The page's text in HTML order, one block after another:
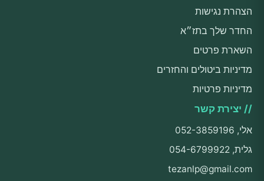
הצהרת נגישות
החדר שלך בתז״א
השארת פרטים
מדיניות ביטולים והחזרים
מדיניות פרטיות
// יצירת קשר
אלי, 052-3859196
גלית, 054-6799922
tezanlp@gmail.com